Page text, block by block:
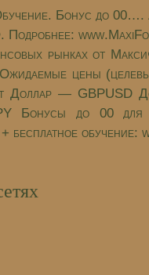
Бонус до
Подробнее:
рынках от
цены
Доллар — GBPUSD
Бонусы до 00 для
бесплатное обучение: